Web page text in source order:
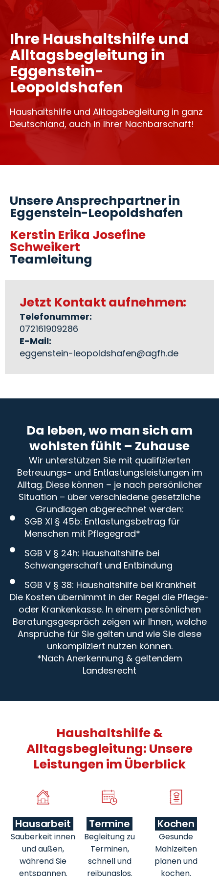
Ihre Haushaltshilfe und
Alltagsbegleitung in
Eggenstein-
Leopoldshafen
Haushaltshilfe und Alltagsbegleitung in ganz
Deutschland, auch in Ihrer Nachbarschaft!
Unsere Ansprechpartner in
Eggenstein-Leopoldshafen
Kerstin Erika Josefine
Schweikert
Teamleitung
Jetzt Kontakt aufnehmen:
Telefonummer:
072161909286
E-Mail:
eggenstein-leopoldshafen@agfh.de
Da leben, wo man sich am
wohlsten fühlt – Zuhause
Wir unterstützen Sie mit qualifizierten
Betreuungs- und Entlastungsleistungen im
Alltag. Diese können – je nach persönlicher
Situation – über verschiedene gesetzliche
Grundlagen abgerechnet werden:
SGB XI § 45b: Entlastungsbetrag für
Menschen mit Pflegegrad*
SGB V § 24h: Haushaltshilfe bei
Schwangerschaft und Entbindung
SGB V § 38: Haushaltshilfe bei Krankheit
Die Kosten übernimmt in der Regel die Pflege-
oder Krankenkasse. In einem persönlichen
Beratungsgespräch zeigen wir Ihnen, welche
Ansprüche für Sie gelten und wie Sie diese
unkompliziert nutzen können.
*Nach Anerkennung & geltendem
Landesrecht
Haushaltshilfe &
Alltagsbegleitung: Unsere
Leistungen im Überblick
Hausarbeit
Sauberkeit innen
und außen,
während Sie
entspannen.
Termine
Begleitung zu
Terminen,
schnell und
reibungslos.
Kochen
Gesunde
Mahlzeiten
planen und
kochen.